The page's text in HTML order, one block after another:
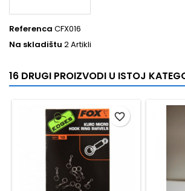
Referenca CFX016
Na skladištu 2 Artikli
16 DRUGI PROIZVODI U ISTOJ
favorite_border